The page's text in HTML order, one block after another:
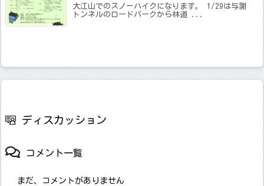
大江山でのスノーハイクになります。 1/29は与謝
トンネルのロードパークから林道 ...
ディスカッション
コメント一覧
まだ、コメントがありません